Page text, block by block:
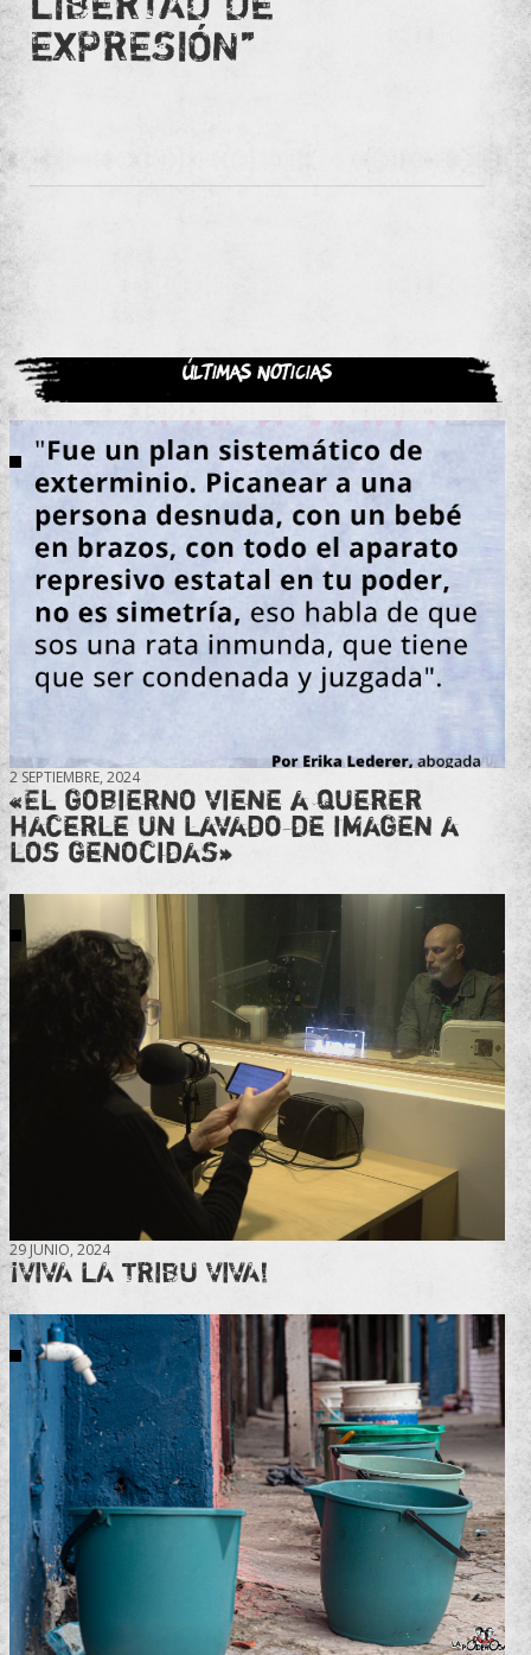
EXPRESIÓN”
Últimas noticias
2 SEPTIEMBRE, 2024
«El gobierno viene a querer
hacerle un lavado de imagen a
los genocidas»
29 JUNIO, 2024
¡VIVA LA TRIBU VIVA!